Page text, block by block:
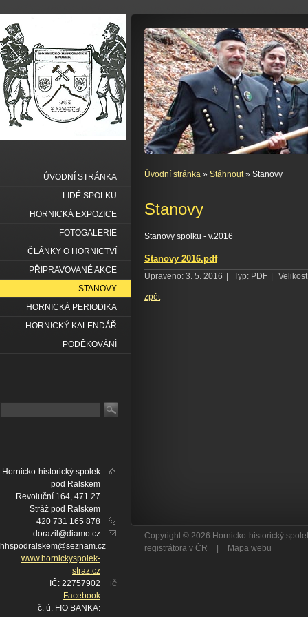
Úvodní stránka » Stáhnout» Stanovy
Stanovy
Stanovy spolku - v.2016
Stanovy 2016.pdf
Upraveno: 3. 5. 2016 Typ: PDF
zpět
ÚVODNÍ STRÁNKA
LIDÉ SPOLKU
HORNICKÁ EXPOZICE
FOTOGALERIE
ČLÁNKY O HORNICTVÍ
PŘIPRAVOVANÉ AKCE
STANOVY
HORNICKÁ PERIODIKA
HORNICKÝ KALENDÁŘ
PODĚKOVÁNÍ
Hornicko-historický spolek
pod Ralskem
Revoluční 164, 471 27
Stráž pod Ralskem
+420 731 165 878
dorazil@diamo.cz
hhspodralskem@seznam.cz
www.hornickyspolek-
straz.cz
IČ
IČ: 22757902
Facebook
č. ú. FIO BANKA:
Copyright © 2026 Hornicko-historický
registrátora v ČR
Mapa webu